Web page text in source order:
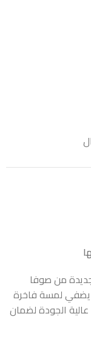
من صوفا
يضفي لمسة فاخرة
الجودة لضمان